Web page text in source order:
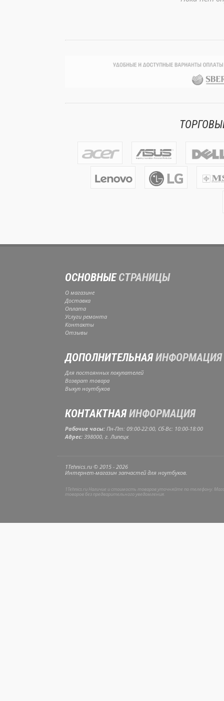
ОСНОВНЫЕСТРАНИЦЫ
О магазине
Доставка
Оплата
Услуги ремонта
Контакты
Отзывы
ДОПОЛНИТЕЛЬНАЯИНФОРМАЦИЯ
Для постоянных покупателей
Возврат товара
Выкуп ноутбуков
КОНТАКТНАЯИНФОРМАЦИЯ
Рабочие часы: Пн-Пт: 09:00-22:00, Сб-Вс: 10:00-18:00
Адрес: 398000, г. Липецк
1Tehnics.ru © 2015 - 2026
Интернет-магазин запчастей для ноутбуков.
1Tehnics.ru Наличие и стоимость товаров уточняйте по телефону.
товаров без предварительного уведомления.